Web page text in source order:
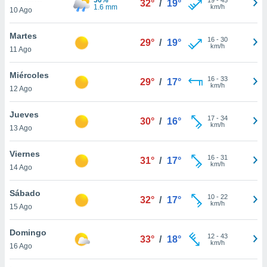
más
nuestra
y
de
disponible
cookies
aceptar
10 Ago
1.6 mm
32° / 19°
km/h
Martes
11 Ago
29° / 19° 16- 30
km/h
Miércoles
12 Ago
29° / 17° 16- 33
km/h
Jueves
13 Ago
30° / 16° 17- 34
km/h
Viernes
14 Ago
31° / 17° 16- 31
km/h
Sábado
15 Ago
32° / 17° 10- 22
km/h
Domingo
16 Ago
33° / 18° 12- 43
km/h